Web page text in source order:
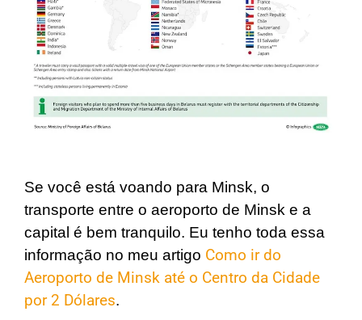
Se você está voando para Minsk, o
transporte entre o aeroporto de Minsk e a
capital é bem tranquilo. Eu tenho toda essa
informação no meu artigo Como ir do
Aeroporto de Minsk até o Centro da Cidade
por 2 Dólares.